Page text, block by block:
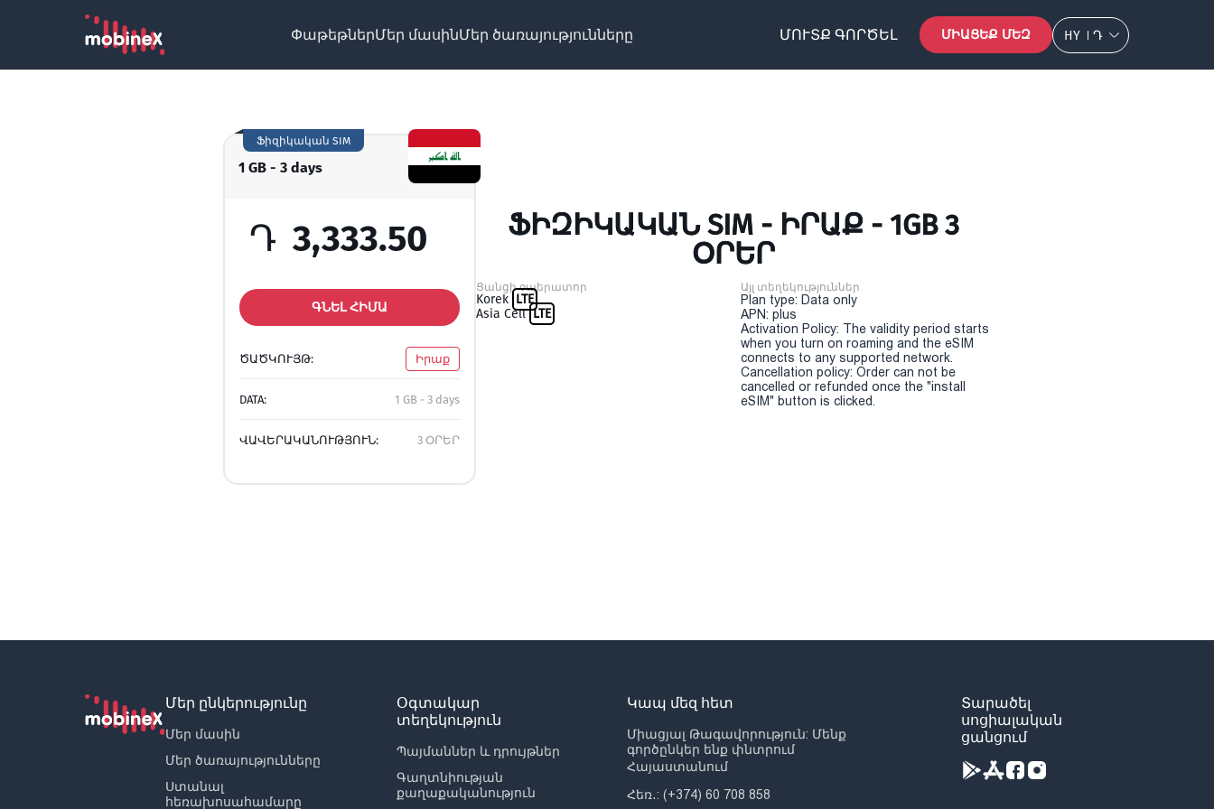
ՓաթեթներՄեր մասինՄեր ծառայությունները ՄՈՒՏՔ ԳՈՐԾԵԼ ՄԻԱՑԵՔ ՄԵԶ HY Դ
1 GB - 3 days
Ֆիզիկական SIM
Դ 3,333.50
ԳՆԵԼ ՀԻՄԱ
ԾԱԾԿՈՒՅԹ: Իրաք
DATA: 1 GB - 3 days
ՎԱՎԵՐԱԿԱՆՈՒԹՅՈՒՆ: 3 ՕՐԵՐ
ՖԻԶԻԿԱԿԱՆ SIM - ԻՐԱՔ - 1GB 3
ՕՐԵՐ
Ցանցի օպերատոր
Korek LTE
Asia Cell LTE
Այլ տեղեկություններ
Plan type: Data only
APN: plus
Activation Policy: The validity period starts
when you turn on roaming and the eSIM
connects to any supported network.
Cancellation policy: Order can not be
cancelled or refunded once the "install
eSIM" button is clicked.
Մեր ընկերությունը
Մեր մասին
Մեր ծառայությունները
Ստանալ
հեռախոսահամարը
Օգտակար
տեղեկություն
Պայմաններ և դրույթներ
Գաղտնիության
քաղաքականություն
Կապ մեզ հետ
Միացյալ Թագավորություն: Մենք
գործընկեր ենք փնտրում
Հայաստանում
Հեռ․: (+374) 60 708 858
Տարածել
սոցիալական
ցանցում